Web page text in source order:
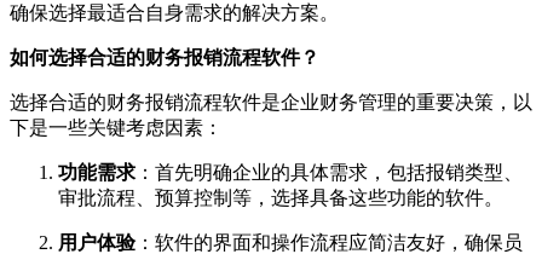
确保选择最适合自身需求的解决方案。
如何选择合适的财务报销流程软件？
选择合适的财务报销流程软件是企业财务管理的重要决策，以
下是一些关键考虑因素：
功能需求 ：首先明确企业的具体需求，包括报销类型、
审批流程、预算控制等，选择具备这些功能的软件。
用户体验：软件的界面和操作流程应简洁友好，确保员